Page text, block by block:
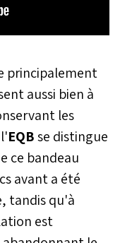
principalement
aussi bien à
les
EQBse distingue
ce bandeau
avant a été
tandis qu'à
est